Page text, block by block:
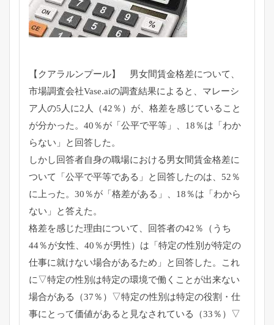
【クアラルンプール】 男女間賃金格差について、
市場調査会社Vase.aiの調査結果によると、マレーシ
ア人の5人に2人（42％） が、格差を感じていること
が分かった。40％が「公平で平等」、 18％は「わか
らない」と回答した。
しかし回答者自身の職場における男女間賃金格差に
ついて「 公平で平等である」と回答したのは、52％
に上った。30％が「 格差がある」、18％は「わから
ない」と答えた。
格差を感じた理由について、回答者の42％（うち
44％が女性、 40％が男性）は「 特定の性別が特定の
仕事に就けない場合があるため」と回答した。
これ
に▽特定の性別は特定の環境で働くことが出来ない
場合がある（37％ ）▽特定の性別は特定の役割・ 仕
事にとって価値があると見なされている（33％）▽